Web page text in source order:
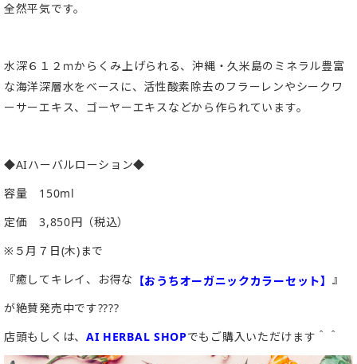
全然平気です。
水深６１２ｍからくみ上げられる、沖縄・久米島のミネラル豊富
な海洋深層水をベースに、活性酸素除去のフラーレンやシークワ
ーサーエキス、 ゴーヤーエキスなどから作られています。
◆AIハーバルローション◆
容量 150ml
定価 3,850円（税込）
※５月７日(木)まで
『癒してキレイ、お得な 【おうちオーガニックカラーセット】 』
が絶賛発売中です????
店頭もしくは、 AI HERBAL SHOPでもご購入いただけます＾＾